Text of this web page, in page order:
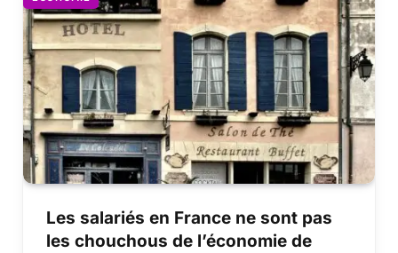
Les salariés en France ne sont pas
les chouchous de l’économie de